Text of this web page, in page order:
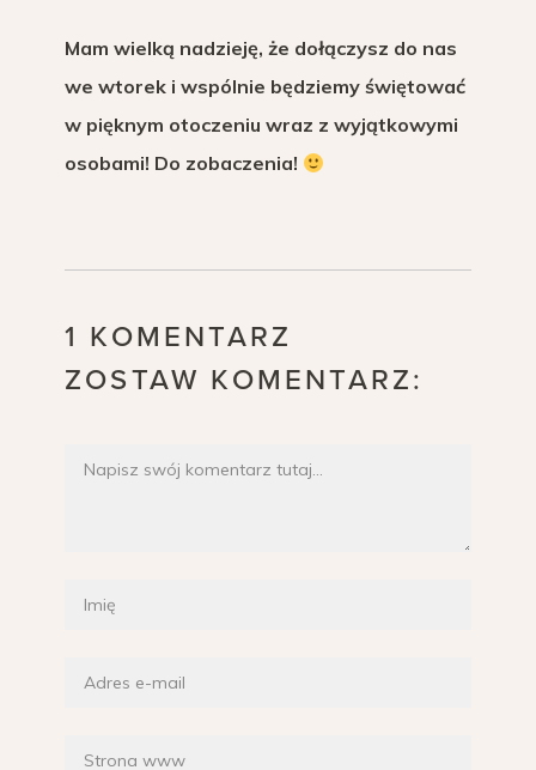
Mam wielką nadzieję, że dołączysz do nas
we wtorek i wspólnie będziemy świętować
w pięknym otoczeniu wraz z wyjątkowymi
osobami! Do zobaczenia!
1 KOMENTARZ
ZOSTAW KOMENTARZ: